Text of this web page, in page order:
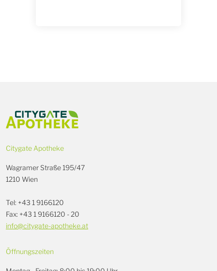
Citygate Apotheke
Wagramer Straße 195/47
1210 Wien
Tel: +43 1 9166120
Fax: +43 1 9166120 - 20
info@citygate-apotheke.at
Öffnungszeiten